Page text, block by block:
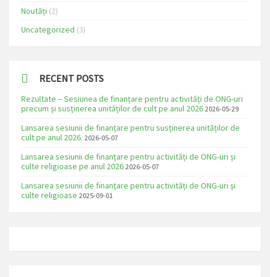
Noutăți (2)
Uncategorized (3)
RECENT POSTS
Rezultate – Sesiunea de finanțare pentru activități de ONG-uri
precum și susținerea unităților de cult pe anul 2026 2026-05-29
Lansarea sesiunii de finanțare pentru susținerea unităților de
cult pe anul 2026. 2026-05-07
Lansarea sesiunii de finanțare pentru activități de ONG-uri și
culte religioase pe anul 2026 2026-05-07
Lansarea sesiunii de finanțare pentru activități de ONG-uri și
culte religioase 2025-09-01